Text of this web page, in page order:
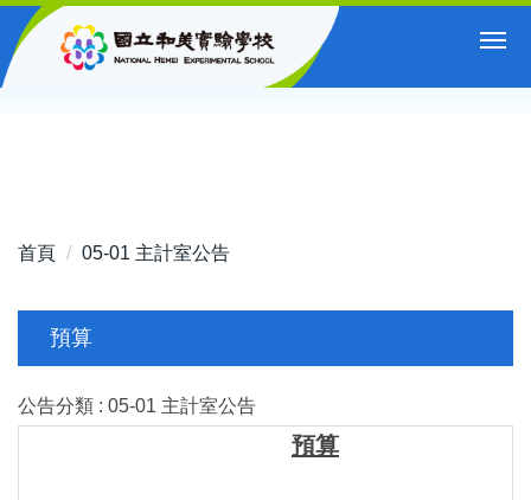
跳
到
首頁 05-01 主計室公告
預算
公告分類 : 05-01 主計室公告
預算